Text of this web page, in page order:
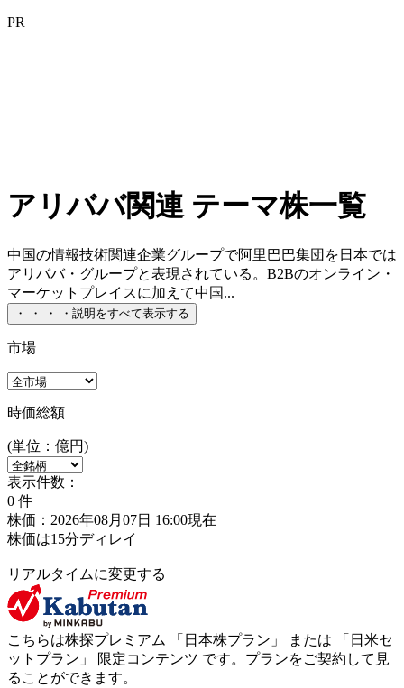
PR
アリババ関連 テーマ株一覧
中国の情報技術関連企業グループで阿里巴巴集団を日本では
アリババ・グループと表現されている。B2Bのオンライン・
マーケットプレイスに加えて中国...
・ ・ ・ ・ 説明をすべて表示する
市場
時価総額
(単位：億円)
表示件数：
0 件
株価：2026年08月07日 16:00現在
株価は15分ディレイ
リアルタイムに変更する
こちらは株探プレミアム 「 日本株プラン 」 または 「 日米セ
ットプラン 」 限定コンテンツ です。プランをご契約して見
ることができます。